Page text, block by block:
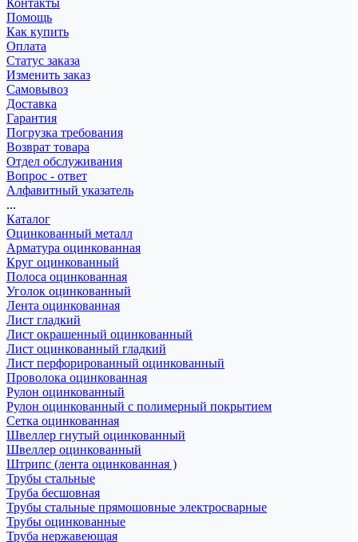
Контакты
Помощь
Как купить
Оплата
Статус заказа
Изменить заказ
Самовывоз
Доставка
Гарантия
Погрузка требования
Возврат товара
Отдел обслуживания
Вопрос - ответ
Алфавитный указатель
...
Каталог
Оцинкованный металл
Арматура оцинкованная
Круг оцинкованный
Полоса оцинкованная
Уголок оцинкованный
Лента оцинкованная
Лист гладкий
Лист окрашенный оцинкованный
Лист оцинкованный гладкий
Лист перфорированный оцинкованный
Проволока оцинкованная
Рулон оцинкованный
Рулон оцинкованный с полимерный покрытием
Сетка оцинкованная
Швеллер гнутый оцинкованный
Швеллер оцинкованный
Штрипс (лента оцинкованная )
Трубы стальные
Труба бесшовная
Трубы стальные прямошовные электросварные
Трубы оцинкованные
Труба нержавеющая